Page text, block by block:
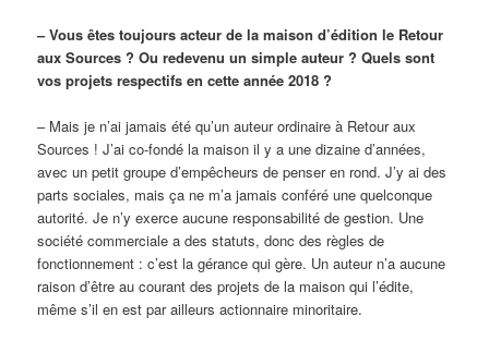
– Vous êtes toujours acteur de la maison d’édition le Retour
aux Sources ? Ou redevenu un simple auteur ? Quels sont
vos projets respectifs en cette année 2018 ?
– Mais je n’ai jamais été qu’un auteur ordinaire à Retour aux
Sources ! J’ai co-fondé la maison il y a une dizaine d’années,
avec un petit groupe d’empêcheurs de penser en rond. J’y ai des
parts sociales, mais ça ne m’a jamais conféré une quelconque
autorité. Je n’y exerce aucune responsabilité de gestion. Une
société commerciale a des statuts, donc des règles de
fonctionnement : c’est la gérance qui gère. Un auteur n’a aucune
raison d’être au courant des projets de la maison qui l’édite,
même s’il en est par ailleurs actionnaire minoritaire.